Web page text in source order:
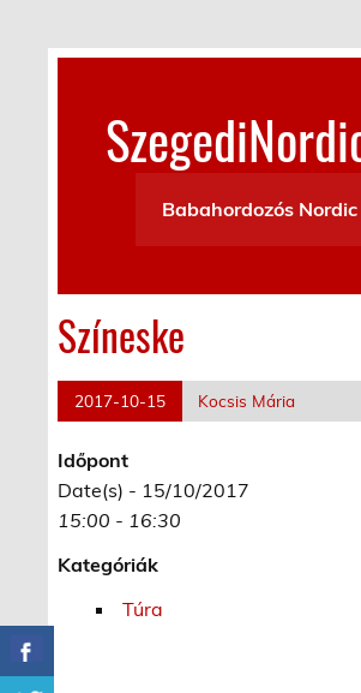
content
Babahordozós Nordic
Színeske
2017-10-15 Kocsis Mária
Időpont
Date(s) - 15/10/2017
15:00 - 16:30
Kategóriák
Túra